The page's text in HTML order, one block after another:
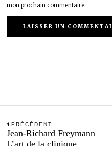
mon prochain commentaire.
Navigation
de
PRÉCÉDENT
Previous
post:
Jean-Richard Freymann
L’art de la clinique